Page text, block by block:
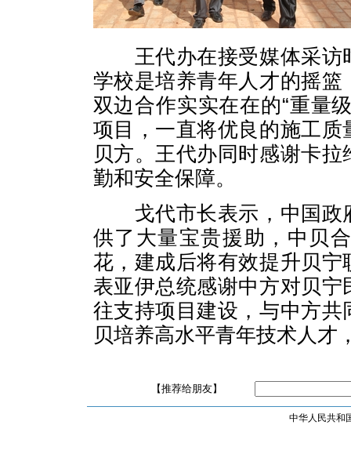
王代办在接受媒体采
学校是培养青年人才的摇
双边合作实实在在的“重量
项目，一直将优良的施工
贝方。王代办同时感谢卡
勤和安全保障。
戈代市长表示，中国
供了大量宝贵援助，中贝
花，建成后将有效提升贝
表亚伊总统感谢中方对贝
往支持项目建设，与中方
贝培养高水平青年技术人才
【推荐给朋友】
中华人民共和